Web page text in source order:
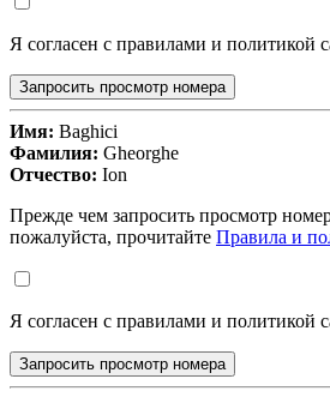
Я согласен с правилами и политикой
Запросить просмотр номера
Имя: Baghici
Фамилия: Gheorghe
Отчество: Ion
Прежде чем запросить просмотр
пожалуйста, прочитайте Правила и
Я согласен с правилами и политикой
Запросить просмотр номера